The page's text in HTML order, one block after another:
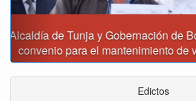
Reporte del tiempo en Boyacá
Edictos